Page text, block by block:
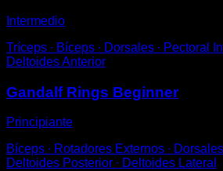
Intermedio
Tríceps ∙ Bíceps ∙ Dorsales ∙ Pectoral
Deltoides Anterior
Gandalf Rings Beginner
Principiante
Bíceps ∙ Rotadores Externos ∙
Deltoides Posterior ∙ Deltoides Lateral